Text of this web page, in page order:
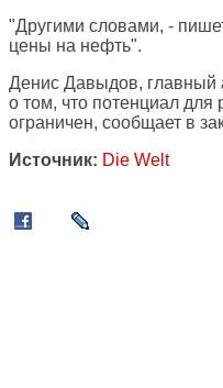
"Другими словами, -
цены на нефть".
Денис Давыдов, главный
о том, что потенциал для
ограничен, сообщает в
Источник: Die Welt